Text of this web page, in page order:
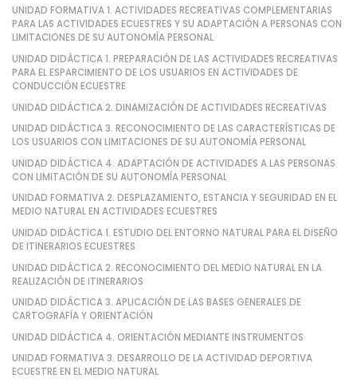
UNIDAD FORMATIVA 1. ACTIVIDADES RECREATIVAS COMPLEMENTARIAS
PARA LAS ACTIVIDADES ECUESTRES Y SU ADAPTACIÓN A PERSONAS CON
LIMITACIONES DE SU AUTONOMÍA PERSONAL
UNIDAD DIDÁCTICA 1. PREPARACIÓN DE LAS ACTIVIDADES RECREATIVAS
PARA EL ESPARCIMIENTO DE LOS USUARIOS EN ACTIVIDADES DE
CONDUCCIÓN ECUESTRE
UNIDAD DIDÁCTICA 2. DINAMIZACIÓN DE ACTIVIDADES RECREATIVAS
UNIDAD DIDÁCTICA 3. RECONOCIMIENTO DE LAS CARACTERÍSTICAS DE
LOS USUARIOS CON LIMITACIONES DE SU AUTONOMÍA PERSONAL
UNIDAD DIDÁCTICA 4. ADAPTACIÓN DE ACTIVIDADES A LAS PERSONAS
CON LIMITACIÓN DE SU AUTONOMÍA PERSONAL
UNIDAD FORMATIVA 2. DESPLAZAMIENTO, ESTANCIA Y SEGURIDAD EN EL
MEDIO NATURAL EN ACTIVIDADES ECUESTRES
UNIDAD DIDÁCTICA 1. ESTUDIO DEL ENTORNO NATURAL PARA EL DISEÑO
DE ITINERARIOS ECUESTRES
UNIDAD DIDÁCTICA 2. RECONOCIMIENTO DEL MEDIO NATURAL EN LA
REALIZACIÓN DE ITINERARIOS
UNIDAD DIDÁCTICA 3. APLICACIÓN DE LAS BASES GENERALES DE
CARTOGRAFÍA Y ORIENTACIÓN
UNIDAD DIDÁCTICA 4. ORIENTACIÓN MEDIANTE INSTRUMENTOS
UNIDAD FORMATIVA 3. DESARROLLO DE LA ACTIVIDAD DEPORTIVA
ECUESTRE EN EL MEDIO NATURAL